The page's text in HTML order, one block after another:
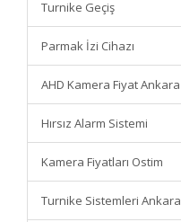
Turnike Geçiş
Parmak İzi Cihazı
AHD Kamera Fiyat Ankara
Hırsız Alarm Sistemi
Kamera Fiyatları Ostim
Turnike Sistemleri Ankara